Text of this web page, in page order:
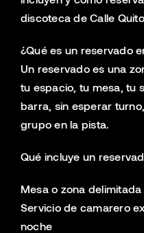
discoteca de Calle
¿Qué es un reservado
Un reservado es una
tu espacio, tu mesa, tu
barra, sin esperar
grupo en la pista.
Qué incluye un
Mesa o zona
Servicio de camarero
noche